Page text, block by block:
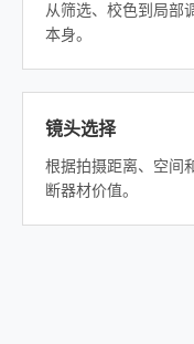
从筛选、校色到局部
本身。
镜头选择
根据拍摄距离、空间
断器材价值。